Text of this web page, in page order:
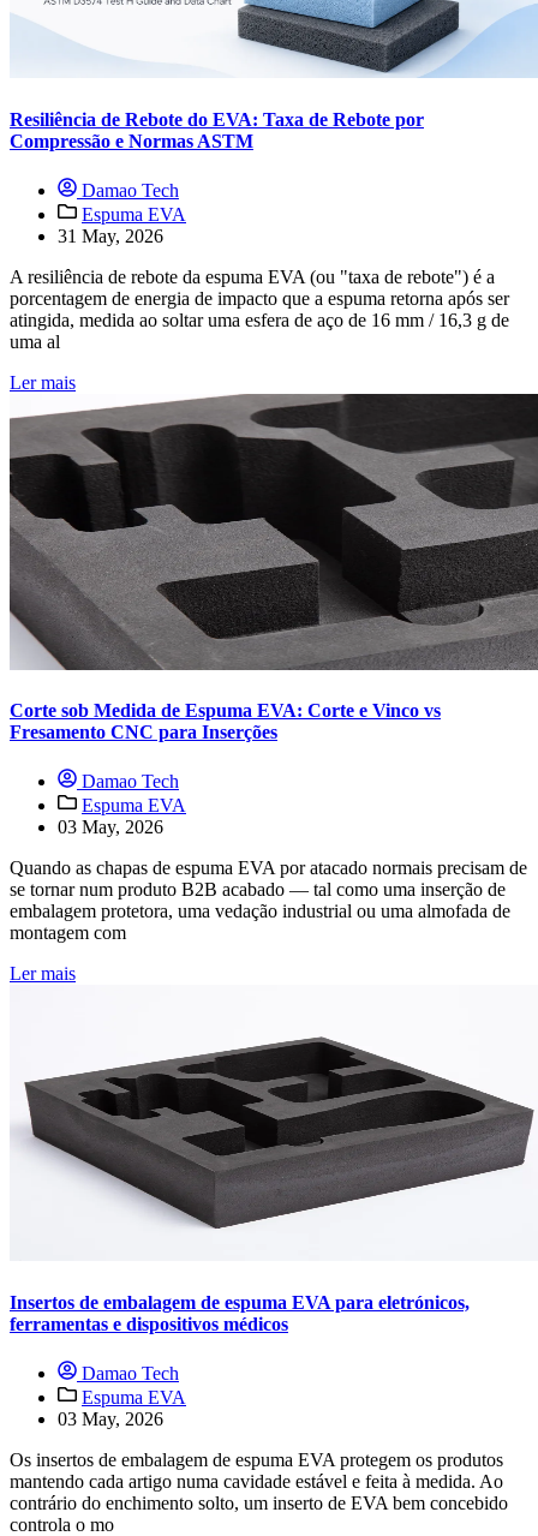
Resiliência de Rebote do EVA: Taxa de Rebote por
Compressão e Normas ASTM
Damao Tech
Espuma EVA
31 May, 2026
A resiliência de rebote da espuma EVA (ou "taxa de rebote") é a
porcentagem de energia de impacto que a espuma retorna após ser
atingida, medida ao soltar uma esfera de aço de 16 mm / 16,3 g de
uma al
Ler mais
Corte sob Medida de Espuma EVA: Corte e Vinco vs
Fresamento CNC para Inserções
Damao Tech
Espuma EVA
03 May, 2026
Quando as chapas de espuma EVA por atacado normais precisam de
se tornar num produto B2B acabado — tal como uma inserção de
embalagem protetora, uma vedação industrial ou uma almofada de
montagem com
Ler mais
Insertos de embalagem de espuma EVA para eletrónicos,
ferramentas e dispositivos médicos
Damao Tech
Espuma EVA
03 May, 2026
Os insertos de embalagem de espuma EVA protegem os produtos
mantendo cada artigo numa cavidade estável e feita à medida. Ao
contrário do enchimento solto, um inserto de EVA bem concebido
controla o mo